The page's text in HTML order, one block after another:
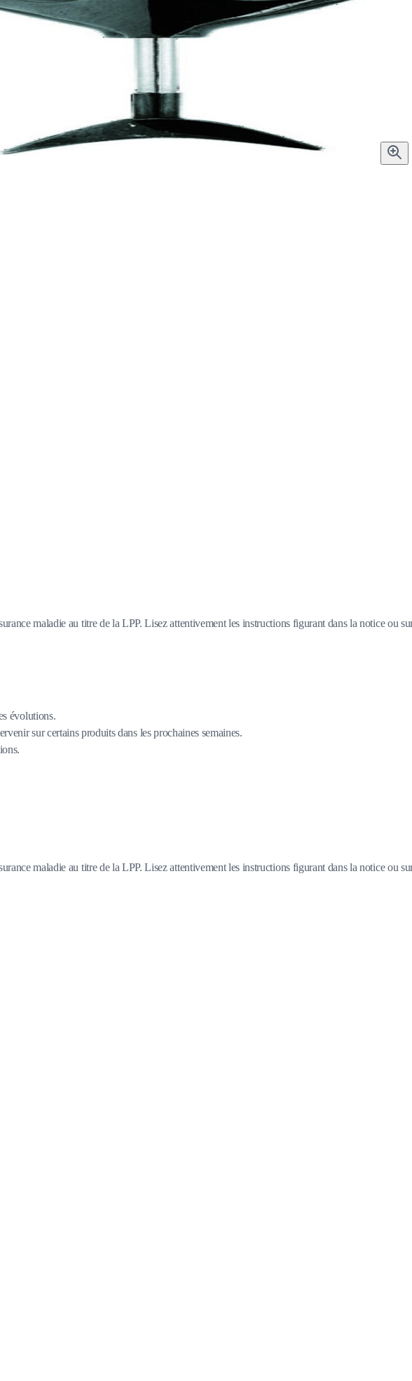
maladie au titre de la LPP. Lisez attentivement les instructions figurant dans la notice ou
évolutions.
sur certains produits dans les prochaines semaines.
maladie au titre de la LPP. Lisez attentivement les instructions figurant dans la notice ou